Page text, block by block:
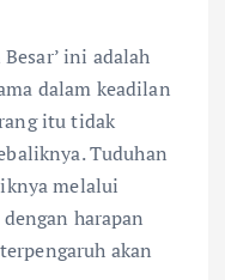
ini adalah
dalam keadilan
itu tidak
Tuduhan
melalui
harapan
akan